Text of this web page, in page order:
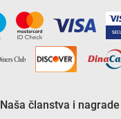
Naša članstva i nagrade